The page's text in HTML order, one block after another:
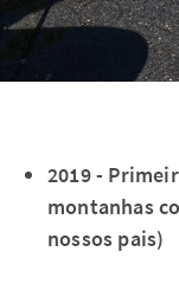
2019 -
montanhas
nossos pais)